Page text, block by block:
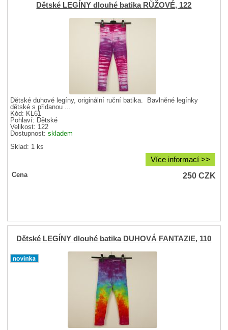
Dětské LEGÍNY dlouhé batika RŮŽOVÉ, 122
Dětské duhové legíny, originální ruční batika. Bavlněné legínky
dětské s přidanou ...
Kód: KL61
Pohlaví: Dětské
Velikost: 122
Dostupnost:skladem
Sklad: 1 ks
Více informací >>
Cena 250CZK
Dětské LEGÍNY dlouhé batika DUHOVÁ FANTAZIE, 110